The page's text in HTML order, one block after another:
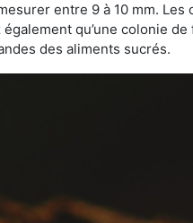
entre 9 à 10 mm.
qu’une colonie
des aliments sucrés.